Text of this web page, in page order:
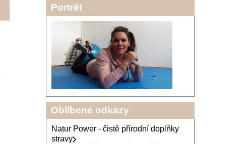
Portrét
Oblíbené odkazy
Natur Power - čistě přírodní doplňky
stravy